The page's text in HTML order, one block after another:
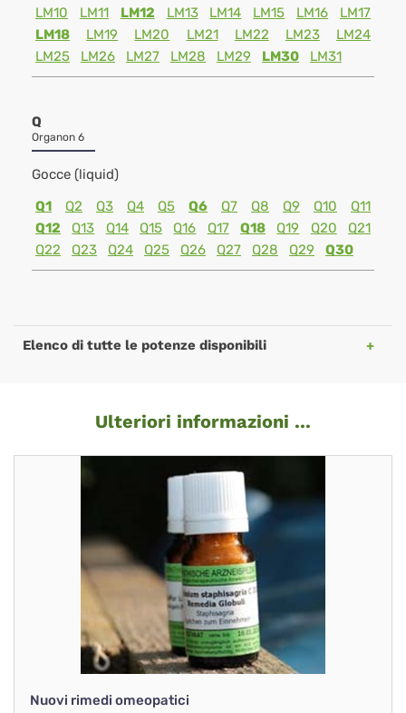
LM10
LM11 LM12 LM13 LM14 LM15 LM16
LM17
LM18
LM19 LM20 LM21 LM22 LM23
LM24
LM25
LM26 LM27 LM28 LM29 LM30 LM31
Q
Organon 6
Gocce (liquid)
Q1
Q2 Q3 Q4 Q5 Q6 Q7 Q8 Q9 Q10
Q11
Q12
Q13 Q14 Q15 Q16 Q17 Q18 Q19 Q20
Q21
Q22
Q23 Q24 Q25 Q26 Q27 Q28 Q29 Q30
Elenco di tutte le potenze disponibili
Ulteriori informazioni ...
Nuovi rimedi omeopatici